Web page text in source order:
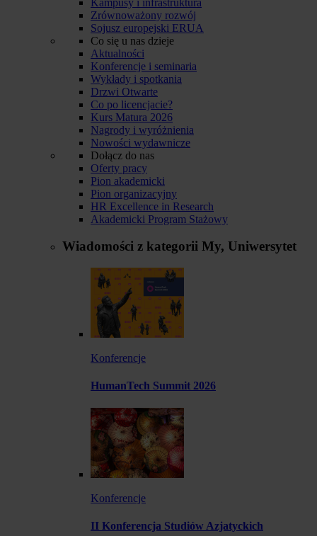
Zrównoważony rozwój
Sojusz europejski ERUA
Co się u nas dzieje
Aktualności
Konferencje i seminaria
Wykłady i spotkania
Drzwi Otwarte
Co po licencjacie?
Kurs Matura 2026
Nagrody i wyróżnienia
Nowości wydawnicze
Dołącz do nas
Oferty pracy
Pion akademicki
Pion organizacyjny
HR Excellence in Research
Akademicki Program Stażowy
Wiadomości z kategorii My, Uniwersytet
Konferencje
HumanTech Summit 2026
Konferencje
II Konferencja Studiów Azjatyckich